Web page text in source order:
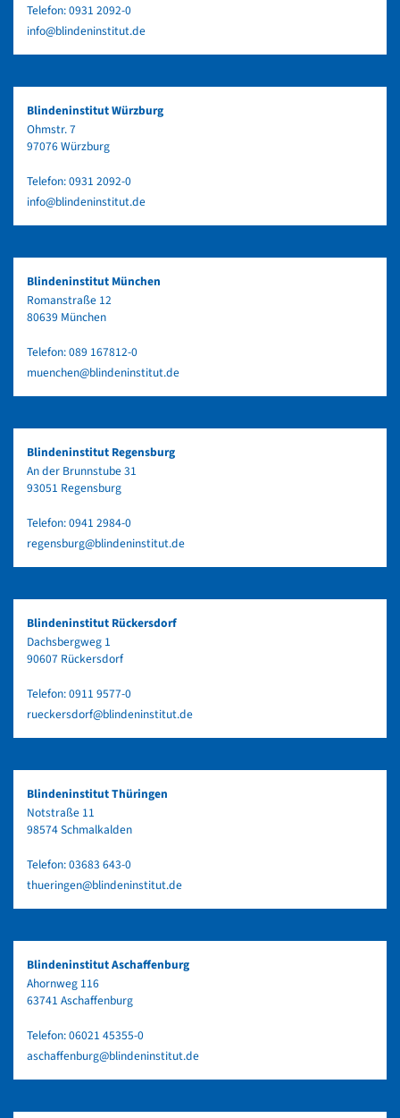
Telefon:0931 2092-0
info@blindeninstitut.de
Blindeninstitut Würzburg
Ohmstr. 7
97076 Würzburg
Telefon:0931 2092-0
info@blindeninstitut.de
Blindeninstitut München
Romanstraße 12
80639 München
Telefon:089 167812-0
muenchen@blindeninstitut.de
Blindeninstitut Regensburg
An der Brunnstube 31
93051 Regensburg
Telefon:0941 2984-0
regensburg@blindeninstitut.de
Blindeninstitut Rückersdorf
Dachsbergweg 1
90607 Rückersdorf
Telefon:0911 9577-0
rueckersdorf@blindeninstitut.de
Blindeninstitut Thüringen
Notstraße 11
98574 Schmalkalden
Telefon:03683 643-0
thueringen@blindeninstitut.de
Blindeninstitut Aschaffenburg
Ahornweg 116
63741 Aschaffenburg
Telefon:06021 45355-0
aschaffenburg@blindeninstitut.de